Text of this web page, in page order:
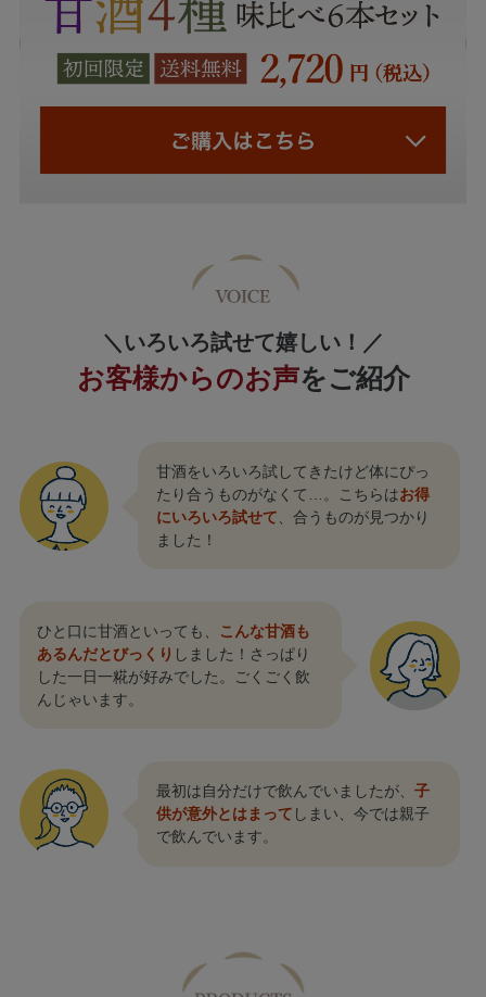
＼ いろいろ試せて嬉しい！ ／
お客様からのお声をご紹介
甘酒をいろいろ試してきたけど体にぴっ
たり合うものがなくて…。こちらはお得
にいろいろ試せて 、合うものが見つかり
ました！
ひと口に甘酒といっても、
こんな甘酒も
あるんだとびっくり しました！さっぱり
した一日一糀が好みでした。ごくごく飲
んじゃいます。
最初は自分だけで飲んでいましたが、 子
供が意外とはまって しまい、今では親子
で飲んでいます。